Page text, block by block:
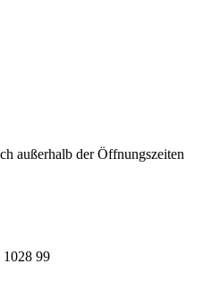
außerhalb der Öffnungszeiten
99